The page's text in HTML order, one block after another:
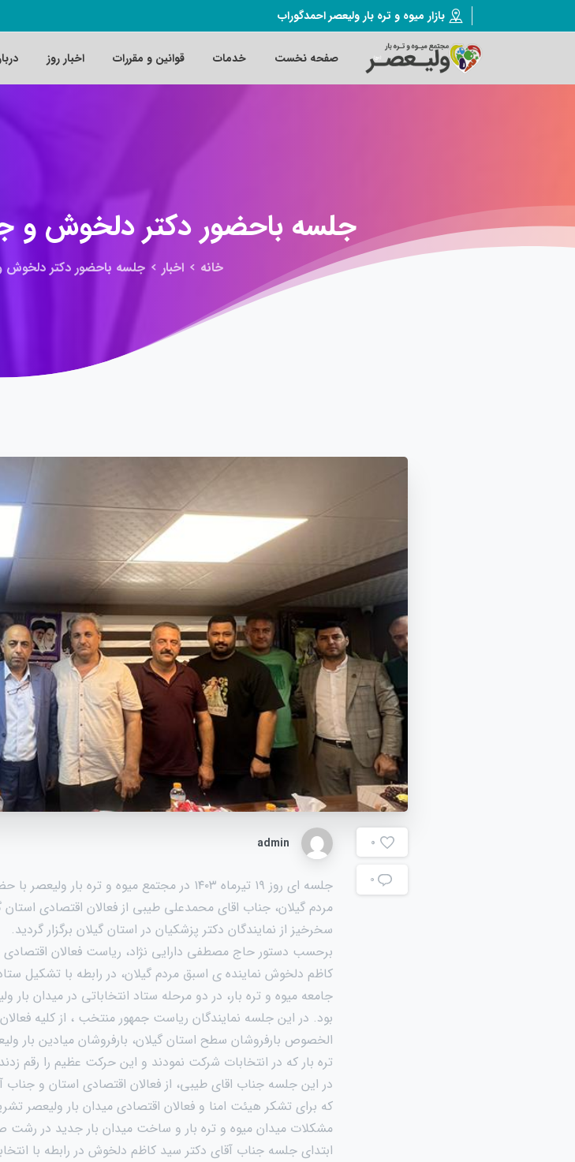
بازار میوه و تره بار ولیعصر احمدگوراب
صفحه نخست خدمات قوانین و مقررات اخبار روز
جلسه باحضوردکتردلخوش و
خانه اخبار جلسه باحضور دکتر دلخوش
0
۰
admin
جلسه ای روز ۱۹ تیرماه ۱۴۰۳ در مجتمع میوه و
مردم گیلان، جناب اقای محمدعلی طیبی از فعالان اقتصادی استان
سخرخیز از نمایندگان دکتر پزشکیان در استان گیلان برگزار گردید.
برحسب دستور حاج مصطفی دارایی نژاد، ریاست فعالان
کاظم دلخوش نماینده ی اسبق مردم گیلان، در رابطه با تشکیل
جامعه میوه و تره بار، در دو مرحله ستاد انتخاباتی در میدان
بود. در این جلسه نمایندگان ریاست جمهور منتخب ، از کلیه
الخصوص بارفروشان سطح استان گیلان، بارفروشان میادین بار
تره بار که در انتخابات شرکت نمودند و این حرکت عظیم را رقم
در این جلسه جناب اقای طیبی، از فعالان اقتصادی استان و جناب
که برای تشکر هیئت امنا و فعالان اقتصادی میدان بار ولیعصر
مشکلات میدان میوه و تره بار و ساخت میدان بار جدید در رشت
ابتدای جلسه جناب آقای دکتر سید کاظم دلخوش در رابطه با